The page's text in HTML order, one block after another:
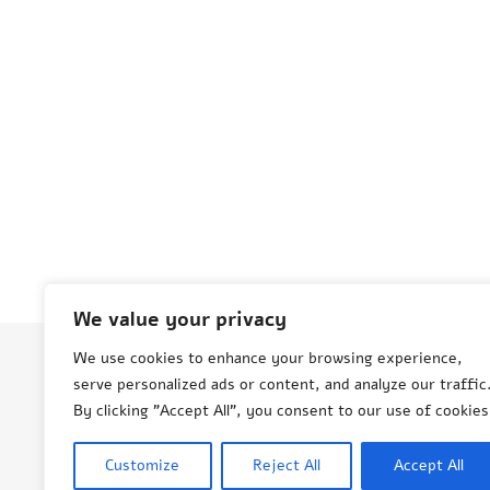
We value your privacy
We use cookies to enhance your browsing experience,
serve personalized ads or content, and analyze our traffic.
By clicking "Accept All", you consent to our use of
Customize Reject All Accept All
© Aneta Grenda Życie i podróże